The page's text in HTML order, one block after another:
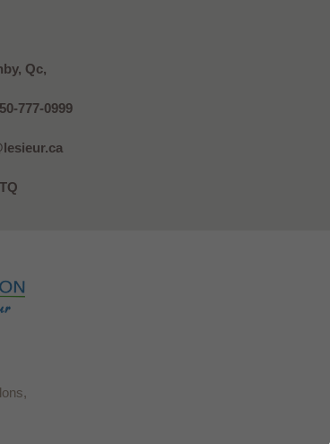
Qc,
777-0999